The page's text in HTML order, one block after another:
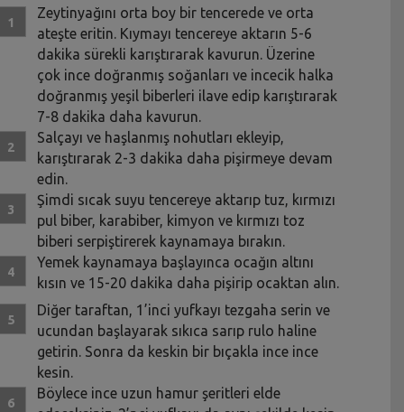
Zeytinyağını orta boy bir tencerede ve orta
ateşte eritin. Kıymayı tencereye aktarın 5-6
dakika sürekli karıştırarak kavurun. Üzerine
çok ince doğranmış soğanları ve incecik halka
doğranmış yeşil biberleri ilave edip karıştırarak
7-8 dakika daha kavurun.
Salçayı ve haşlanmış nohutları ekleyip,
karıştırarak 2-3 dakika daha pişirmeye devam
edin.
Şimdi sıcak suyu tencereye aktarıp tuz, kırmızı
pul biber, karabiber, kimyon ve kırmızı toz
biberi serpiştirerek kaynamaya bırakın.
Yemek kaynamaya başlayınca ocağın altını
kısın ve 15-20 dakika daha pişirip ocaktan alın.
Diğer taraftan, 1’inci yufkayı tezgaha serin ve
ucundan başlayarak sıkıca sarıp rulo haline
getirin. Sonra da keskin bir bıçakla ince ince
kesin.
Böylece ince uzun hamur şeritleri elde